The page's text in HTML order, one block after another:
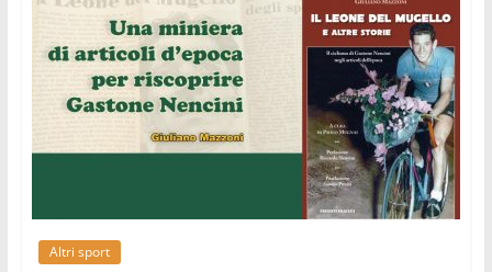
Altri sport